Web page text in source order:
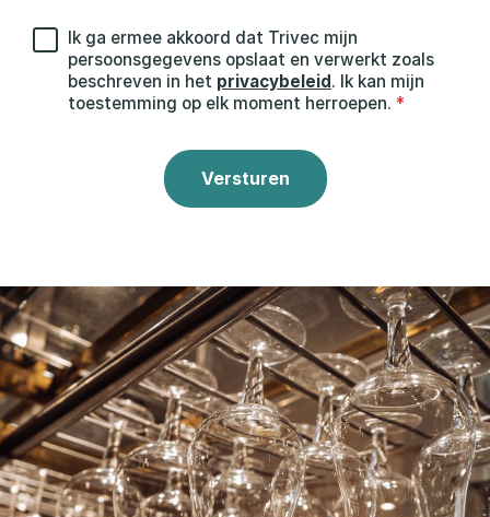
Ik ga ermee akkoord dat Trivec mijn
persoonsgegevens opslaat en verwerkt zoals
beschreven in het privacybeleid. Ik kan mijn
toestemming op elk moment herroepen.